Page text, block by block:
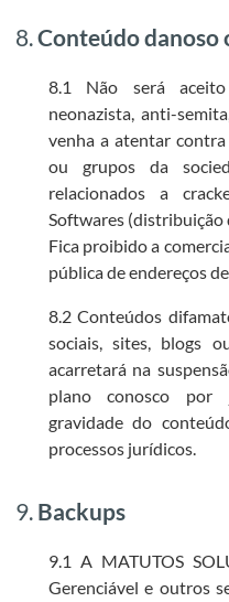
8.Conteúdo
8.1 Não será
neonazista, anti-
venha a atentar
ou grupos da
relacionados a
Softwares (distribuição
Fica proibido a
pública de endereços
8.2 Conteúdos
sociais, sites, blogs
acarretará na
plano conosco por
gravidade do
processos jurídicos.
9.Backups
9.1 A MATUTOS
Gerenciável e outros